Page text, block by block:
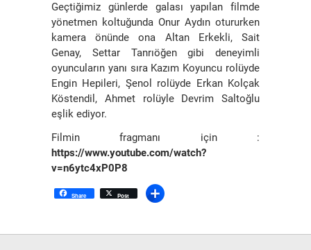
Geçtiğimiz günlerde galası yapılan filmde
yönetmen koltuğunda Onur Aydın otururken
kamera önünde ona Altan Erkekli, Sait
Genay, Settar Tanrıöğen gibi deneyimli
oyuncuların yanı sıra Kazım Koyuncu rolüyde
Engin Hepileri, Şenol rolüyde Erkan Kolçak
Köstendil, Ahmet rolüyle Devrim Saltoğlu
eşlik ediyor.
Filmin fragmanı için :
https://www.youtube.com/watch?
v=n6ytc4xP0P8
Share Post